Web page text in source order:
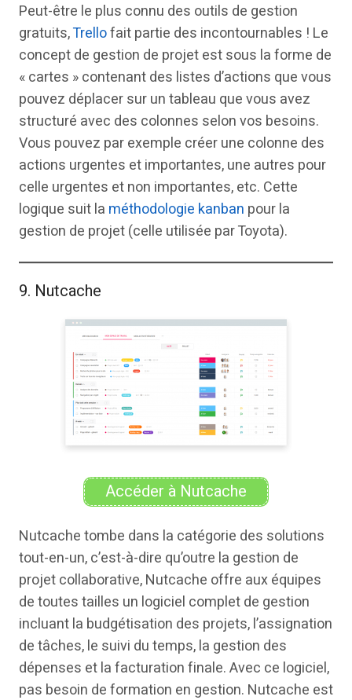
Peut-être le plus connu des outils de gestion
gratuits,Trellofait partie des incontournables ! Le
concept de gestion de projet est sous la forme de
« cartes » contenant des listes d’actions que vous
pouvez déplacer sur un tableau que vous avez
structuré avec des colonnes selon vos besoins.
Vous pouvez par exemple créer une colonne des
actions urgentes et importantes, une autres pour
celle urgentes et non importantes, etc. Cette
logique suit la méthodologie kanban pour la
gestion de projet (celle utilisée par Toyota).
9. Nutcache
Accéder à Nutcache
Nutcache tombe dans la catégorie des solutions
tout-en-un, c’est-à-dire qu’outre la gestion de
projet collaborative, Nutcache offre aux équipes
de toutes tailles un logiciel complet de gestion
incluant la budgétisation des projets, l’assignation
de tâches, le suivi du temps, la gestion des
dépenses et la facturation finale. Avec ce logiciel,
pas besoin de formation en gestion. Nutcache est